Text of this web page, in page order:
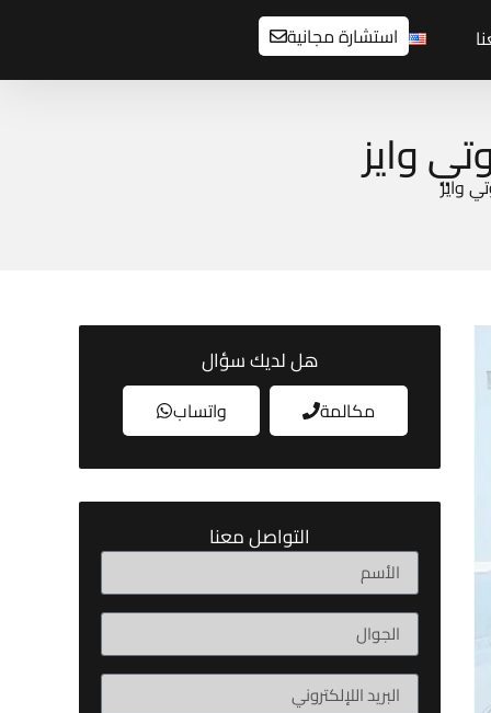
استشارة مجانية
هل لديك سؤال
مكالمة واتساب
التواصل معنا